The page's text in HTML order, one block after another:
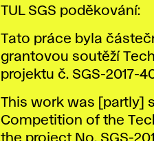
TUL SGS poděkování:
Tato práce byla
grantovou soutěží
projektu č. SGS-2017-
This work was [partly]
Competition of the
the project No. SGS-